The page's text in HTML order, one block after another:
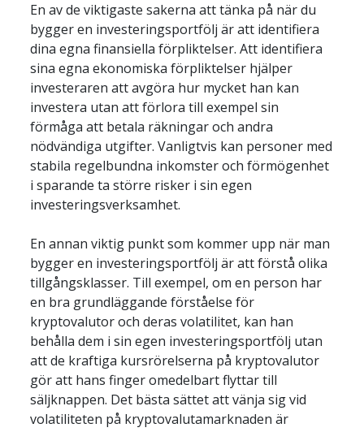
En av de viktigaste sakerna att tänka på när du
bygger en investeringsportfölj är att identifiera
dina egna finansiella förpliktelser. Att identifiera
sina egna ekonomiska förpliktelser hjälper
investeraren att avgöra hur mycket han kan
investera utan att förlora till exempel sin
förmåga att betala räkningar och andra
nödvändiga utgifter. Vanligtvis kan personer med
stabila regelbundna inkomster och förmögenhet
i sparande ta större risker i sin egen
En annan viktig punkt som kommer upp när man
bygger en investeringsportfölj är att förstå olika
tillgångsklasser. Till exempel, om en person har
en bra grundläggande förståelse för
kryptovalutor och deras volatilitet, kan han
behålla dem i sin egen investeringsportfölj utan
att de kraftiga kursrörelserna på kryptovalutor
gör att hans finger omedelbart flyttar till
säljknappen. Det bästa sättet att vänja sig vid
volatiliteten på kryptovalutamarknaden är